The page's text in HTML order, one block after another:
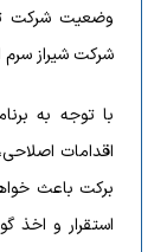
وضعیت شرکت
شرکت شیراز سرم
با توجه به
اقدامات
برکت باعث
استقرار و اخذ